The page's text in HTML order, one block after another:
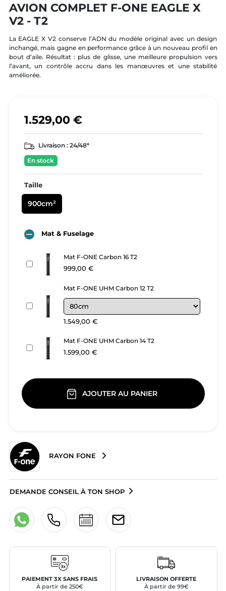
AVION COMPLET F-ONE EAGLE X
V2 - T2
La EAGLE X V2 conserve l’ADN du modèle original avec un design
inchangé, mais gagne en performance grâce à un nouveau profil en
bout d’aile. Résultat : plus de glisse, une meilleure propulsion vers
l’avant, un contrôle accru dans les manœuvres et une stabilité
améliorée.
1.529,00 €
Livraison : 24/48*
En stock
Taille
900cm²
 Mat & Fuselage
Mat F-ONE Carbon 16 T2
999,00 €
Mat F-ONE UHM Carbon 12 T2
1.549,00 €
Mat F-ONE UHM Carbon 14 T2
1.599,00 €
AJOUTER AU PANIER
RAYON FONE
DEMANDE CONSEIL À TON SHOP
PAIEMENT 3X SANS FRAIS
À partir de 250€
LIVRAISON OFFERTE
À partir de 99€